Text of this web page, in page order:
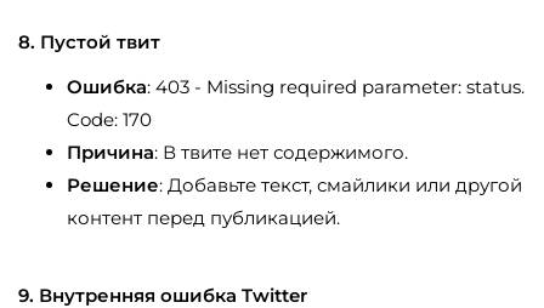
8. Пустой твит
Ошибка: 403 - Missing required parameter: status.
Code: 170
Причина: В твите нет содержимого.
Решение: Добавьте текст, смайлики или другой
контент перед публикацией.
9. Внутренняя ошибка Twitter